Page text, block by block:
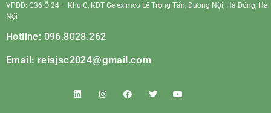
VPĐD: C36 Ô 24 – Khu C, KĐT Geleximco Lê Trọng Tấn, Dương Nội, Hà Đông, Hà
Nội
Hotline: 096.8028.262
Email: reisjsc2024@gmail.com